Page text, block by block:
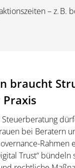
– z. B.
braucht
Steuerberatung
bei Beratern
Trust“ bündeln